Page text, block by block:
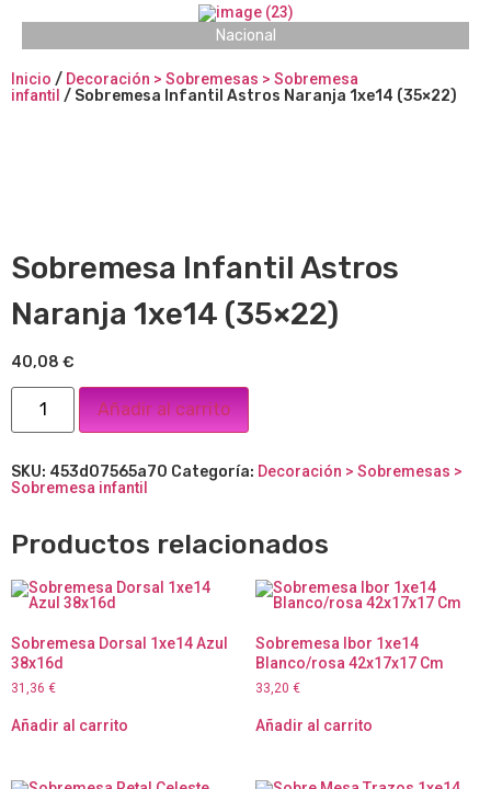
Nacional
Inicio / Decoración > Sobremesas > Sobremesa
infantil / Sobremesa Infantil Astros Naranja 1xe14 (35×22)
Sobremesa Infantil Astros
Naranja 1xe14 (35×22)
40,08 €
Añadir al carrito
SKU: 453d07565a70 Categoría: Decoración > Sobremesas >
Sobremesa infantil
Productos relacionados
Sobremesa Dorsal 1xe14 Azul
38x16d
31,36 €
Añadir al carrito
Sobremesa Ibor 1xe14
Blanco/rosa 42x17x17 Cm
33,20 €
Añadir al carrito